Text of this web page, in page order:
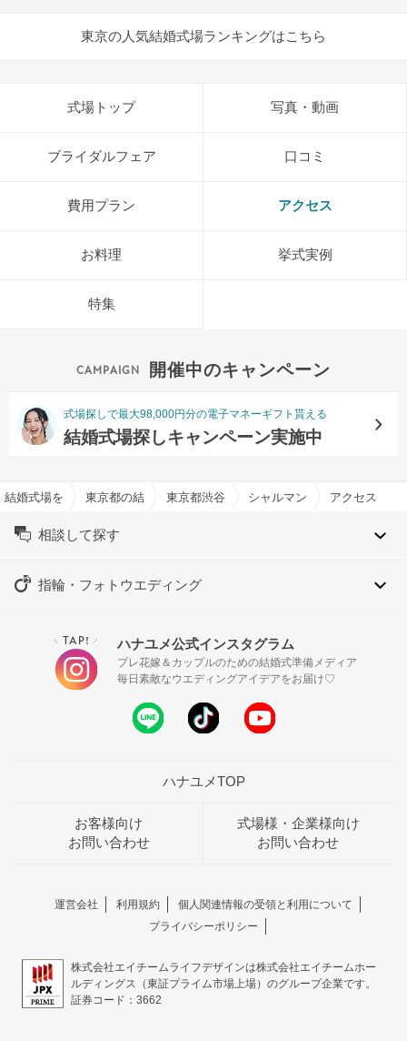
東京の人気結婚式場ランキングはこちら
式場トップ 写真・動画
ブライダルフェア 口コミ
費用プラン アクセス
お料理 挙式実例
特集
開催中のキャンペーン
式場探しで最大98,000円分の電子マネーギフト貰える
結婚式場探しキャンペーン実施中
結婚式場を探すならハナユメ
東京都の結婚式場一覧東京都渋谷区の結婚式場一覧シャルマンシーナTOKYOで
アクセス
相談して探す
指輪・フォトウエディング
＼ TAP! ／ ハナユメ公式インスタグラム
プレ花嫁＆カップルのための結婚式準備メディア
毎日素敵なウエディングアイデアをお届け♡
ハナユメTOP
お客様向け
お問い合わせ
式場様・企業様向け
お問い合わせ
運営会社 利用規約
個人関連情報の受領と利用について
プライバシーポリシー
株式会社エイチームライフデザインは株式会社エイチームホー
ルディングス（東証プライム市場上場）のグループ企業です。
証券コード：3662